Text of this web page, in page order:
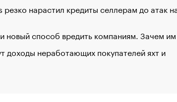
нарастил кредиты селлерам до атак
новый способ вредить компаниям. Зачем
доходы неработающих покупателей яхт и